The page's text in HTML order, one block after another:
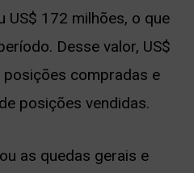
US$ 172 milhões, o que
Desse valor, US$
compradas e
posições vendidas.
as quedas gerais e